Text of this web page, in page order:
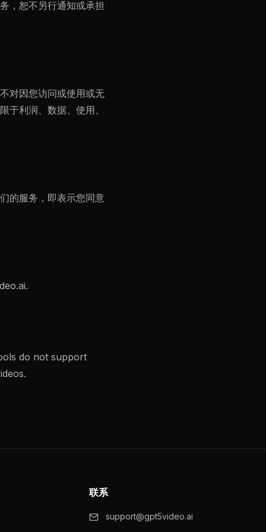
，恕不另行通知或承担
对因您访问或使用或无
于利润、数据、使用、
的服务，即表示您同意
.
do not support
联系
support@gpt5video.ai